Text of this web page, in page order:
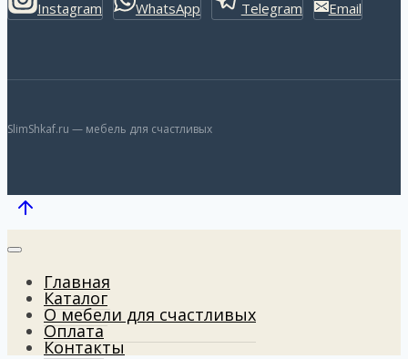
Instagram WhatsApp Telegram Email
SlimShkaf.ru — мебель для счастливых
Главная
Каталог
О мебели для счастливых
Оплата
Контакты